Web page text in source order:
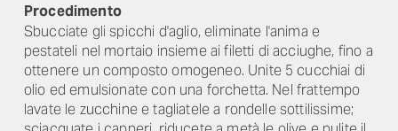
Procedimento
Sbucciate gli spicchi d'aglio, eliminate l'anima e
pestateli nel mortaio insieme ai filetti di acciughe, fino a
ottenere un composto omogeneo. Unite 5 cucchiai di
olio ed emulsionate con una forchetta. Nel frattempo
lavate le zucchine e tagliatele a rondelle sottilissime;